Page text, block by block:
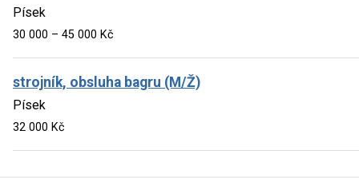
Písek
30 000 – 45 000 Kč
strojník, obsluha bagru (M/Ž)
Písek
32 000 Kč